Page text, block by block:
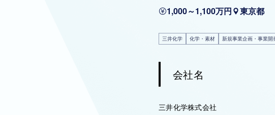
1,000～1,100万円 東京都
三井化学 化学・素材 新規事業企画・事業開
会社名
三井化学株式会社